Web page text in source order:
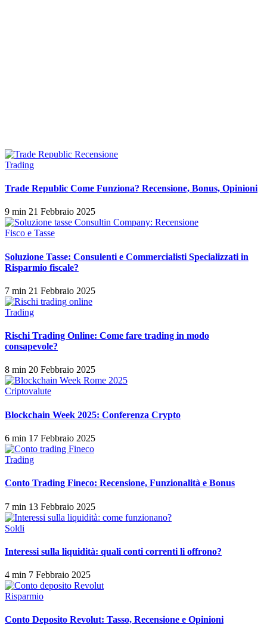
Trading
Trade Republic Come Funziona? Recensione, Bonus, Opinioni
9 min 21 Febbraio 2025
Fisco e Tasse
Soluzione Tasse: Consulenti e Commercialisti Specializzati in
Risparmio fiscale?
7 min 21 Febbraio 2025
Trading
Rischi Trading Online: Come fare trading in modo
consapevole?
8 min 20 Febbraio 2025
Criptovalute
Blockchain Week 2025: Conferenza Crypto
6 min 17 Febbraio 2025
Trading
Conto Trading Fineco: Recensione, Funzionalità e Bonus
7 min 13 Febbraio 2025
Soldi
Interessi sulla liquidità: quali conti correnti li offrono?
4 min 7 Febbraio 2025
Risparmio
Conto Deposito Revolut: Tasso, Recensione e Opinioni